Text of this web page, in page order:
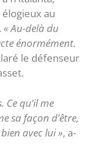
au
« Au-delà du
énormément.
le défenseur
qu’il me
sa façon d’être,
avec lui », a-